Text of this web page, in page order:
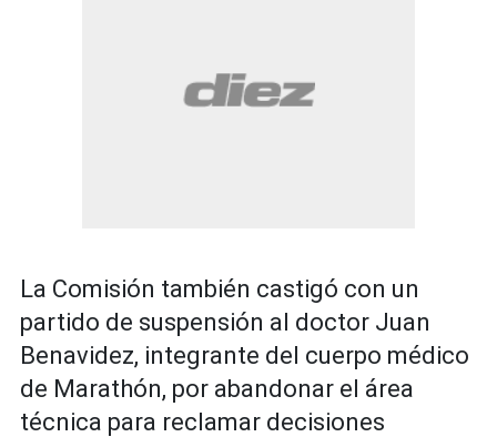
La Comisión también castigó con un
partido de suspensión al doctor Juan
Benavidez, integrante del cuerpo médico
de Marathón, por abandonar el área
técnica para reclamar decisiones